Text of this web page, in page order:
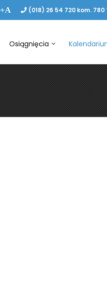
+A (018) 26 54 720 kom. 780
Osiągnięcia